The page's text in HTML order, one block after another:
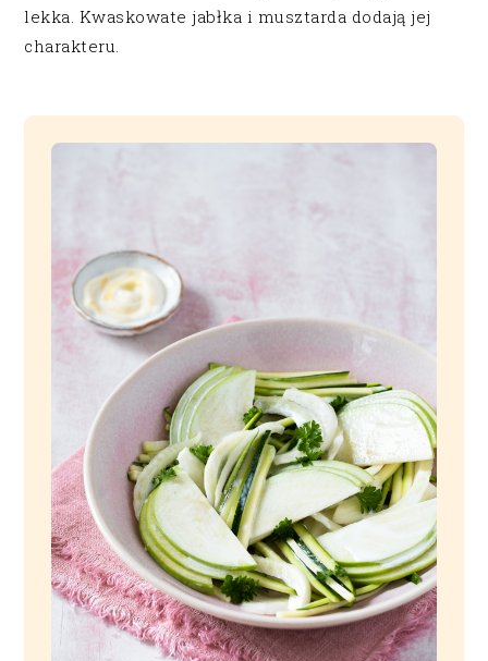
lekka. Kwaskowate jabłka i musztarda dodają jej
charakteru.